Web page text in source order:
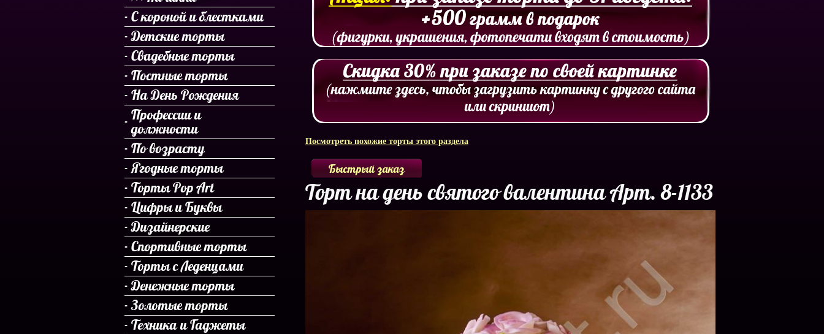
С короной и блестками
Детские торты
Свадебные торты
Постные торты
На День Рождения
Профессии и
должности
По возрасту
Ягодные торты
Торты Pop Art
Цифры и Буквы
Дизайнерские
Спортивные торты
Торты с Леденцами
Денежные торты
Золотые торты
Техника и Гаджеты
Посмотреть похожие торты этого раздела
Быстрый заказ
Торт на день святого валентина Арт. 8-1133